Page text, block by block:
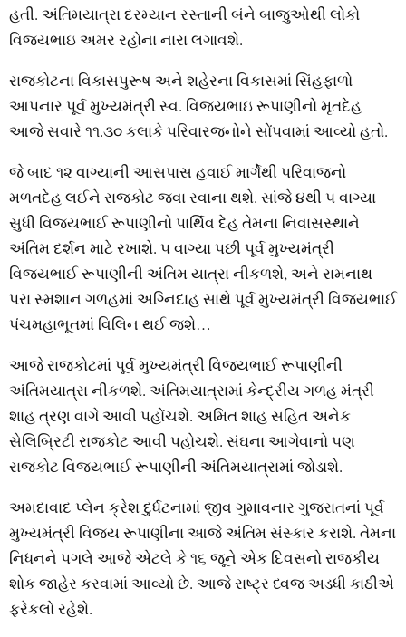
હતી. અંતિમયાત્રા દરમ્‍યાન રસ્‍તાની બંને બાજુઓથી લોકો
વિજયભાઇ અમર રહોના નારા લગાવશે.
રાજકોટના વિકાસપુરૂષ અને શહેરના વિકાસમાં સિંહફાળો
આપનાર પૂર્વ મુખ્‍યમંત્રી સ્‍વ. વિજયભાઇ રૂપાણીનો મૃતદેહ
આજે સવારે ૧૧.૩૦ કલાકે પરિવારજનોને સોંપવામાં આવ્‍યો હતો.
જે બાદ ૧૨ વાગ્‍યાની આસપાસ હવાઈ માર્ગેથી પરિવાજનો
મળતદેહ લઈને રાજકોટ જવા રવાના થશે. સાંજે ૪થી ૫ વાગ્‍યા
સુધી વિજયભાઈ રૂપાણીનો પાર્થિવ દેહ તેમના નિવાસસ્‍થાને
અંતિમ દર્શન માટે રખાશે. ૫ વાગ્‍યા પછી પૂર્વ મુખ્‍યમંત્રી
વિજયભાઈ રૂપાણીની અંતિમ યાત્રા નીકળશે, અને રામનાથ
પરા સ્‍મશાન ગળહમાં અગ્નિદાહ સાથે પૂર્વ મુખ્‍યમંત્રી વિજયભાઈ
પંચમહાભૂતમાં વિલિન થઈ જશે…
આજે રાજકોટમાં પૂર્વ મુખ્‍યમંત્રી વિજયભાઈ રૂપાણીની
અંતિમયાત્રા નીકળશે. અંતિમયાત્રામાં કેન્‍દ્રીય ગળહ મંત્રી
શાહ ત્રણ વાગે આવી પહોંચશે. અમિત શાહ સહિત અનેક
સેલિબ્રિટી રાજકોટ આવી પહોચશે. સંઘના આગેવાનો પણ
રાજકોટ વિજયભાઈ રૂપાણીની અંતિમયાત્રામાં જોડાશે.
અમદાવાદ પ્‍લેન ક્રેશ દુર્ધટનામાં જીવ ગુમાવનાર ગુજરાતનાં પૂર્વ
મુખ્‍યમંત્રી વિજય રૂપાણીના આજે અંતિમ સંસ્‍કાર કરાશે. તેમના
નિધનને પગલે આજે એટલે કે ૧૬ જૂને એક દિવસનો રાજકીય
શોક જાહેર કરવામાં આવ્‍યો છે. આજે રાષ્‍ટ્ર ધ્‍વજ અડધી કાઠીએ
ફરેકલો રહેશે.